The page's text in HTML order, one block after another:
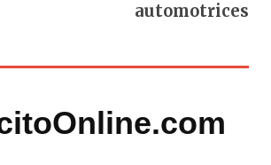
automotrices